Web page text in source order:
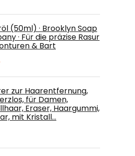
(50ml) · Brooklyn Soap
· Für die präzise Rasur
& Bart
zur Haarentfernung,
für Damen,
Eraser, Haargummi,
mit Kristall…